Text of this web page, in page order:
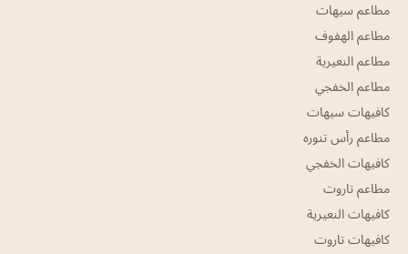
مطاعم سيهات
مطاعم الهفوف
مطاعم النعيرية
مطاعم الخفجي
كافيهات سيهات
مطاعم رأس تنوره
كافيهات الخفجي
مطاعم تاروت
كافيهات النعيرية
كافيهات تاروت